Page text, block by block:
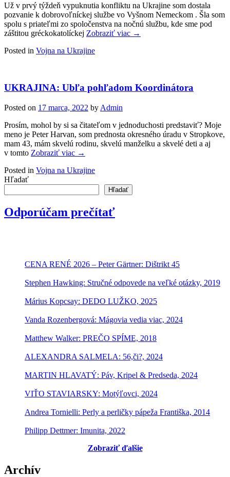
Už v prvý týždeň vypuknutia konfliktu na Ukrajine som dostala
pozvanie k dobrovoľníckej službe vo Vyšnom Nemeckom . Šla som
spolu s priateľmi zo spoločenstva na nočnú službu, kde sme pod
záštitou gréckokatolíckej Zobraziť viac →
Posted in Vojna na Ukrajine
UKRAJINA: Ubľa pohľadom Koordinátora
Posted on 17 marca, 2022 by Admin
Prosím, mohol by si sa čitateľom v jednoduchosti predstaviť? Moje
meno je Peter Harvan, som prednosta okresného úradu v Stropkove,
mam 43, mám skvelú rodinu, skvelú manželku a skvelé deti a aj
v tomto Zobraziť viac →
Posted in Vojna na Ukrajine
Hľadať
Hľadať
Odporúčam prečítať
CENA RENÉ 2026 – Peter Gärtner: Dištrikt 45
Stephen Hawking: Stručné odpovede na veľké otázky, 2019
Márius Kopcsay: DEDO LUŽKO, 2025
Vanda Rozenbergová: Mágovia vedia viac, 2024
Matthew Walker: PREČO SPÍME, 2018
ALEXANDRA SALMELA: 56,či?, 2024
MARTIN HLAVATÝ: Páv, Kripel & Predseda, 2024
VIŤO STAVIARSKY: Motýľovci, 2024
Andrea Tornielli: Perly a perličky pápeža Františka, 2014
Philipp Dettmer: Imunita, 2022
Zobraziť ďalšie
Archív